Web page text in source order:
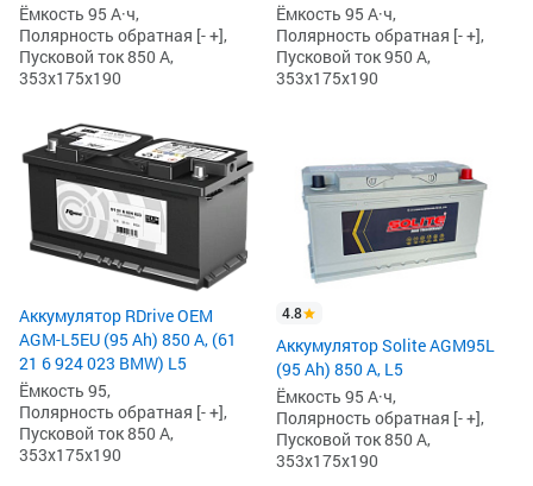
Ёмкость 95 А·ч,
Полярность обратная [- +],
Пусковой ток 850 А,
353x175x190
Ёмкость 95 А·ч,
Полярность обратная [- +],
Пусковой ток 950 А,
353x175x190
Аккумулятор RDrive OEM
AGM-L5EU (95 Ah) 850 А, (61
21 6 924 023 BMW) L5
Ёмкость 95,
Полярность обратная [- +],
Пусковой ток 850 А,
353x175x190
4.8
Аккумулятор Solite AGM95L
(95 Ah) 850 А, L5
Ёмкость 95 А·ч,
Полярность обратная [- +],
Пусковой ток 850 А,
353x175x190